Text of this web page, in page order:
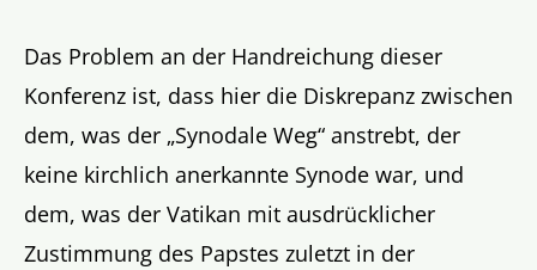
Das Problem an der Handreichung dieser
Konferenz ist, dass hier die Diskrepanz zwischen
dem, was der „Synodale Weg“ anstrebt, der
keine kirchlich anerkannte Synode war, und
dem, was der Vatikan mit ausdrücklicher
Zustimmung des Papstes zuletzt in der